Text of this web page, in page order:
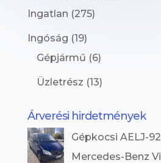
Ingatlan (275)
Ingóság (19)
Gépjármű (6)
Üzletrész (13)
Árverési hirdetmények
Gépkocsi AELJ-
Mercedes-Benz